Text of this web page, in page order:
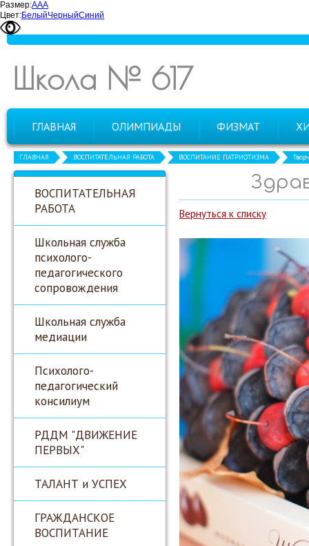
Размер:ААА
Цвет:БелыйЧерныйСиний
Школа № 617
ГЛАВНАЯ ОЛИМПИАДЫ ФИЗМАТ
ГЛАВНАЯ ВОСПИТАТЕЛЬНАЯ РАБОТА ВОСПИТАНИЕ ПАТРИОТИЗМА
ВОСПИТАТЕЛЬНАЯ
РАБОТА
Школьная служба
психолого-
педагогического
сопровождения
Школьная служба
медиации
Психолого-
педагогический
консилиум
РДДМ "ДВИЖЕНИЕ
ПЕРВЫХ"
ТАЛАНТ и УСПЕХ
ГРАЖДАНСКОЕ
ВОСПИТАНИЕ
Вернуться к списку